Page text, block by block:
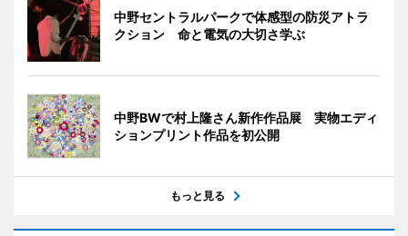
中野セントラルパークで体感型の防災アトラ
クション 命と電気の大切さ学ぶ
中野BWで村上隆さん新作作品展 実物エディ
ションプリント作品を初公開
もっと見る